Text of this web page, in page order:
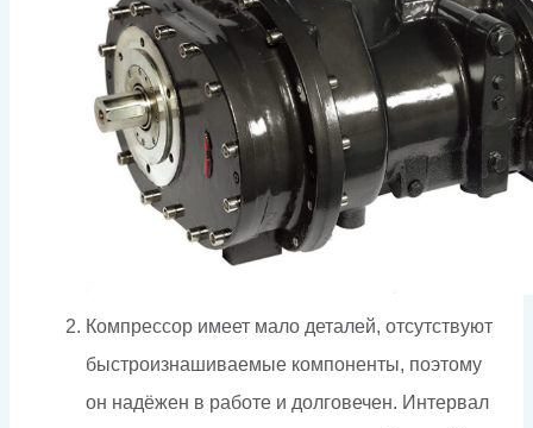
Компрессор имеет мало деталей, отсутствуют
быстроизнашиваемые компоненты, поэтому
он надёжен в работе и долговечен. Интервал